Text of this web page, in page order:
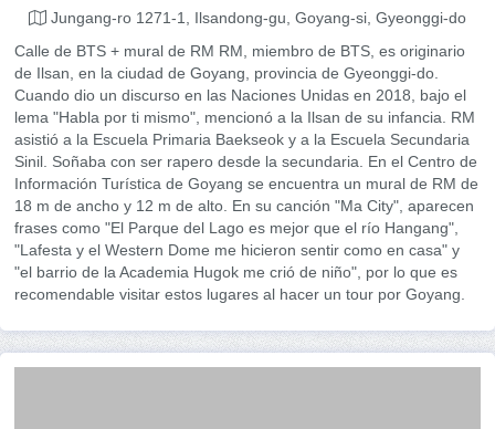
Jungang-ro 1271-1, Ilsandong-gu, Goyang-si, Gyeonggi-do
Calle de BTS + mural de RM RM, miembro de BTS, es originario
de Ilsan, en la ciudad de Goyang, provincia de Gyeonggi-do.
Cuando dio un discurso en las Naciones Unidas en 2018, bajo el
lema "Habla por ti mismo", mencionó a la Ilsan de su infancia. RM
asistió a la Escuela Primaria Baekseok y a la Escuela Secundaria
Sinil. Soñaba con ser rapero desde la secundaria. En el Centro de
Información Turística de Goyang se encuentra un mural de RM de
18 m de ancho y 12 m de alto. En su canción "Ma City", aparecen
frases como "El Parque del Lago es mejor que el río Hangang",
"Lafesta y el Western Dome me hicieron sentir como en casa" y
"el barrio de la Academia Hugok me crió de niño", por lo que es
recomendable visitar estos lugares al hacer un tour por Goyang.